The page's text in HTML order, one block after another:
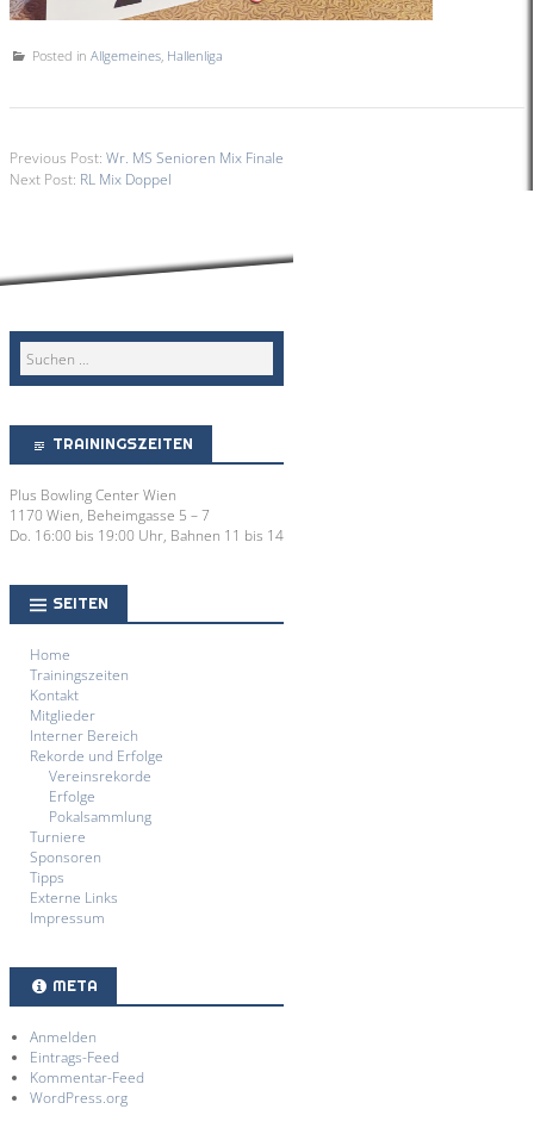
Posted inAllgemeines Hallenliga
Previous Post:Wr. MS Senioren Mix Finale
Next Post: RL Mix Doppel
TRAININGSZEITEN
Plus Bowling Center Wien
1170 Wien, Beheimgasse 5 – 7
Do. 16:00 bis 19:00 Uhr, Bahnen 11 bis 14
SEITEN
Home
Trainingszeiten
Kontakt
Mitglieder
Interner Bereich
Rekorde und Erfolge
Vereinsrekorde
Erfolge
Pokalsammlung
Turniere
Sponsoren
Tipps
Externe Links
Impressum
META
Anmelden
Eintrags-Feed
Kommentar-Feed
WordPress.org